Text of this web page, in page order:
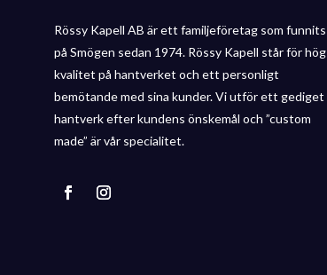
Rössy Kapell AB är ett familjeföretag som funnits
på Smögen sedan 1974. Rössy Kapell står för hög
kvalitet på hantverket och ett personligt
bemötande med sina kunder. Vi utför ett gediget
hantverk efter kundens önskemål och ”custom
made” är vår specialitet.